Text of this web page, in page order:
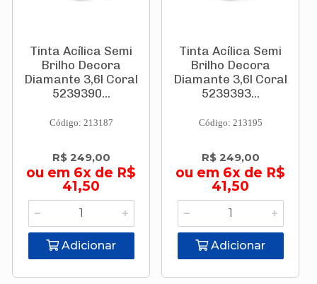
Tinta Acílica Semi
Brilho Decora
Diamante 3,6l Coral
5239390...
Código: 213187
R$ 249,00
ou em 6x de R$
41,50
Adicionar
Tinta Acílica Semi
Brilho Decora
Diamante 3,6l Coral
5239393...
Código: 213195
R$ 249,00
ou em 6x de R$
41,50
Adicionar